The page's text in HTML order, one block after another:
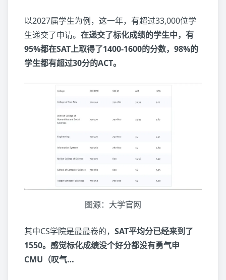
以2027届学生为例，这一年，有超过33,000位学
生递交了申请。 在递交了标化成绩的学生中，有
95%都在SAT上取得了1400-1600的分数，98%的
学生都有超过30分的ACT。
图源：大学官网
其中CS学院是最最卷的， SAT平均分已经来到了
1550。感觉标化成绩没个好分都没有勇气申
CMU（叹气…